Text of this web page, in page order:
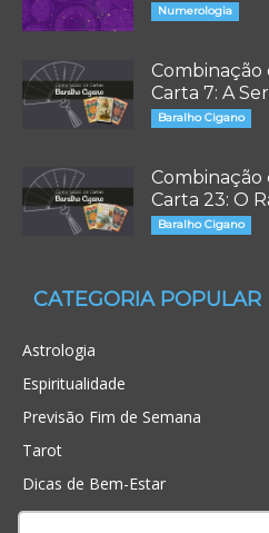
Numerologia
Combinação
Carta 7: A
Baralho Cigano
Combinação
Carta 23: O
Baralho Cigano
CATEGORIA POPULAR
Astrologia
Espiritualidade
Previsão Fim de Semana
Tarot
Dicas de Bem-Estar
Cristianismo